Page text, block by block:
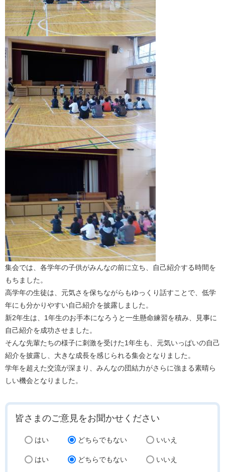
集会では、各学年の子供がみんなの前に立ち、自己紹介する時間を
もちました。
高学年の生徒は、元気さを保ちながらもゆっくり話すことで、低学
年にも分かりやすい自己紹介を披露しました。
新2年生は、1年生のお手本になろうと一生懸命練習を積み、見事に
自己紹介を成功させました。
そんな先輩たちの様子に刺激を受けた1年生も、元気いっぱいの自己
紹介を披露し、大きな成長を感じられる集会となりました。
学年を超えた交流が深まり、みんなの団結力がさらに強まる素晴ら
しい機会となりました。
皆さまのご意見をお聞かせください
はい どちらでもない いいえ
はい どちらでもない いいえ